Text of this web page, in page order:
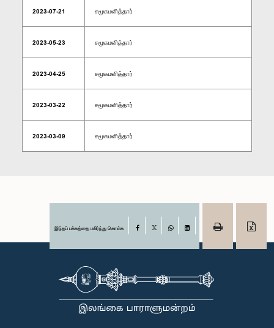
2023-07-21 சமூகமளித்தார்
2023-05-23 சமூகமளித்தார்
2023-04-25 சமூகமளித்தார்
2023-03-22 சமூகமளித்தார்
2023-03-09 சமூகமளித்தார்
இந்தப் பக்கத்தை பகிர்ந்து கொள்க Facebook